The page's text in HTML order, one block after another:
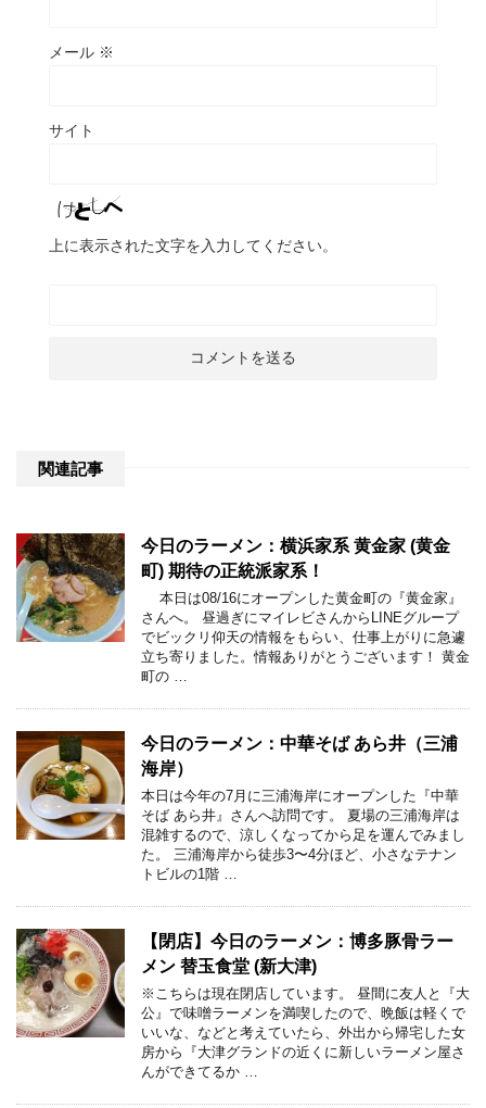
メール ※
サイト
上に表示された文字を入力してください。
関連記事
今日のラーメン：横浜家系 黄金家 (黄金
町) 期待の正統派家系！
本日は08/16にオープンした黄金町の『黄金家』
さんへ。 昼過ぎにマイレビさんからLINEグループ
でビックリ仰天の情報をもらい、仕事上がりに急遽
立ち寄りました。情報ありがとうございます！ 黄金
町の …
今日のラーメン：中華そば あら井（三浦
海岸）
本日は今年の7月に三浦海岸にオープンした『中華
そば あら井』さんへ訪問です。 夏場の三浦海岸は
混雑するので、涼しくなってから足を運んでみまし
た。 三浦海岸から徒歩3〜4分ほど、小さなテナン
トビルの1階 …
【閉店】今日のラーメン：博多豚骨ラー
メン 替玉食堂 (新大津)
※こちらは現在閉店しています。 昼間に友人と『大
公』で味噌ラーメンを満喫したので、晩飯は軽くで
いいな、などと考えていたら、外出から帰宅した女
房から『大津グランドの近くに新しいラーメン屋さ
んができてるか …